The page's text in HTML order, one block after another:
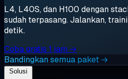
L4, L40S, dan H100 dengan
sudah terpasang. Jalankan,
detik.
Coba gratis 1 jam →
Bandingkan semua paket →